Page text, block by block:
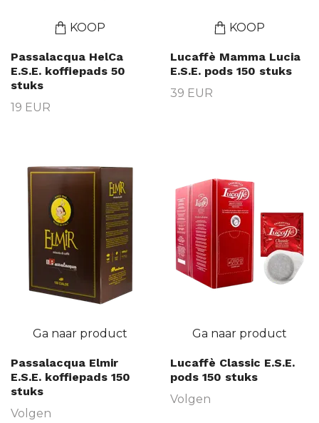
KOOP
Passalacqua HelCa
E.S.E. koffiepads 50
stuks
19 EUR
KOOP
Lucaffè Mamma Lucia
E.S.E. pods 150 stuks
39 EUR
Ga naar product
Passalacqua Elmir
E.S.E. koffiepads 150
stuks
Volgen
Ga naar product
Lucaffè Classic E.S.E.
pods 150 stuks
Volgen